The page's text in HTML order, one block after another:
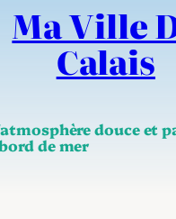
Ma Ville
Calais
douce et
de mer